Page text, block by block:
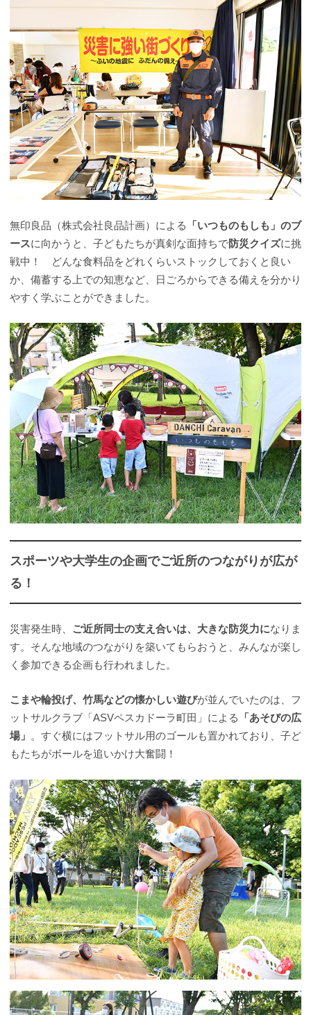
無印良品（株式会社良品計画）による
「いつものもしも」のブ
ースに向かうと、子どもたちが真剣な面持ちで防災クイズに挑
戦中！ どんな食料品をどれくらいストックしておくと良い
か、備蓄する上での知恵など、日ごろからできる備えを分かり
やすく学ぶことができました。
スポーツや大学生の企画でご近所のつながりが広が
る！
災害発生時、 ご近所同士の支え合いは、大きな防災力になりま
す。そんな地域のつながりを築いてもらおうと、みんなが楽し
く参加できる企画も行われました。
こまや輪投げ、竹馬などの懐かしい遊びが並んでいたのは、フ
ットサルクラブ「ASVペスカドーラ町田」による
「あそびの広
場」 。すぐ横にはフットサル用のゴールも置かれており、子ど
もたちがボールを追いかけ大奮闘！